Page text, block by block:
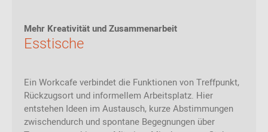
Mehr Kreativität und Zusammenarbeit
Esstische
Ein Workcafe verbindet die Funktionen von Treffpunkt,
Rückzugsort und informellem Arbeitsplatz. Hier
entstehen Ideen im Austausch, kurze Abstimmungen
zwischendurch und spontane Begegnungen über